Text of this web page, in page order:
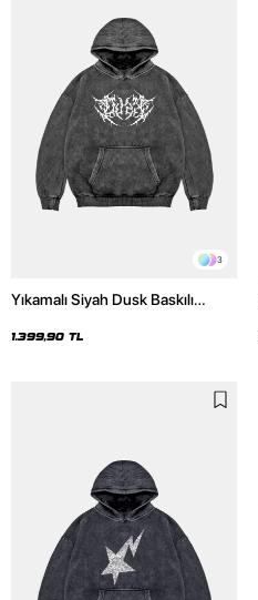
3
Yıkamalı Siyah Dusk Baskılı
1.399,90 TL